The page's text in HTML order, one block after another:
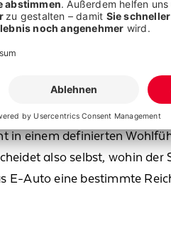
, das für uns entscheidet
viel PV-Ertrag lässt das
selbsterzeugte Energie
vollgeladenes E-Auto, wenn
einem definierten
also selbst, wohin
E-Auto eine bestimmte